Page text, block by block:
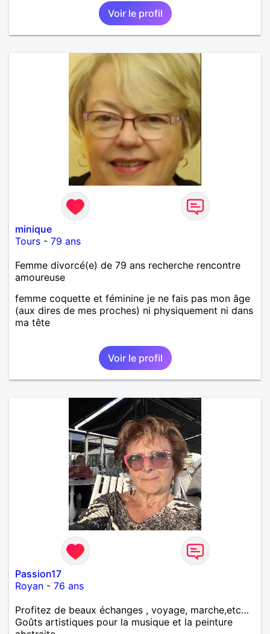
Voir le profil
minique
Tours - 79 ans
Femme divorcé(e) de 79 ans recherche rencontre
amoureuse
femme coquette et féminine je ne fais pas mon âge
(aux dires de mes proches) ni physiquement ni dans
ma tête
Voir le profil
Passion17
Royan - 76 ans
Profitez de beaux échanges , voyage, marche,etc…
Goûts artistiques pour la musique et la peinture